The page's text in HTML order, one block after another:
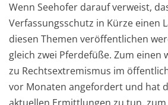
Wenn Seehofer darauf verweist,
Verfassungsschutz in Kürze einen
diesen Themen veröffentlichen
gleich zwei Pferdefüße. Zum einen
zu Rechtsextremismus im
vor Monaten angefordert und hat